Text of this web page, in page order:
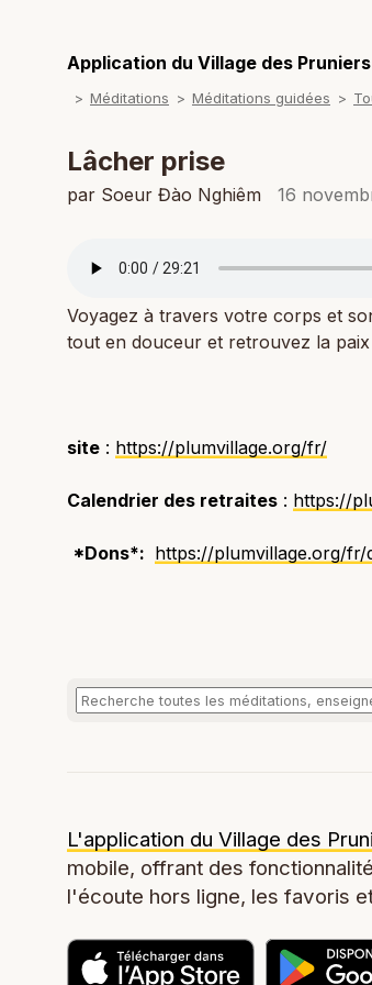
Application du Village des Pruniers
Méditations Méditations guidées
Lâcher prise
par Soeur Đào Nghiêm 16
Voyagez à travers votre corps et
tout en douceur et retrouvez la paix
site : https://plumvillage.org/fr/
Calendrier des retraites : https://
*Dons*: https://plumvillage.org/fr/
L'application du Village des
mobile, offrant des
l'écoute hors ligne, les favoris